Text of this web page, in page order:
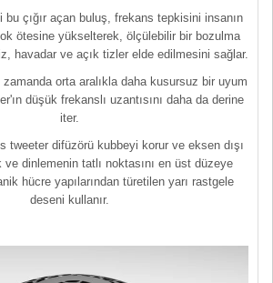
bu çığır açan buluş, frekans tepkisini insanın
ötesine yükselterek, ölçülebilir bir bozulma
havadar ve açık tizler elde edilmesini sağlar.
zamanda orta aralıkla daha kusursuz bir uyum
düşük frekanslı uzantısını daha da derine
iter.
tweeter difüzörü kubbeyi korur ve eksen dışı
dinlemenin tatlı noktasını en üst düzeye
hücre yapılarından türetilen yarı rastgele
deseni kullanır.